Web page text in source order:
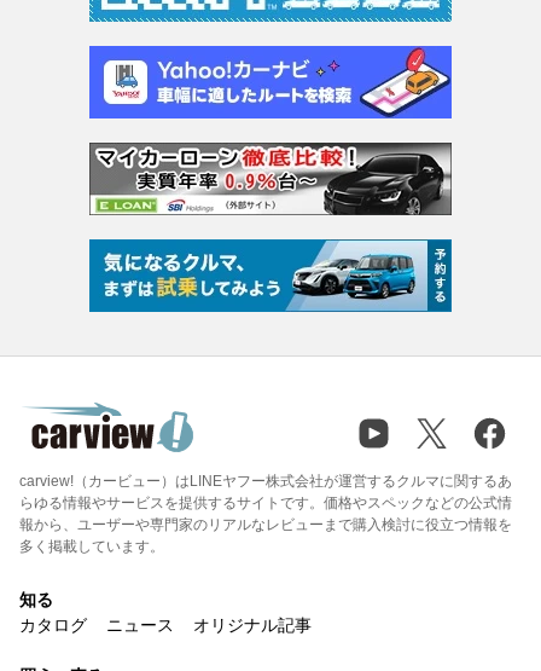
carview!（カービュー）はLINEヤフー株式会社が運営するクルマに関するあ
らゆる情報やサービスを提供するサイトです。価格やスペックなどの公式情
報から、ユーザーや専門家のリアルなレビューまで購入検討に役立つ情報を
多く掲載しています。
知る
カタログ
ニュース オリジナル記事